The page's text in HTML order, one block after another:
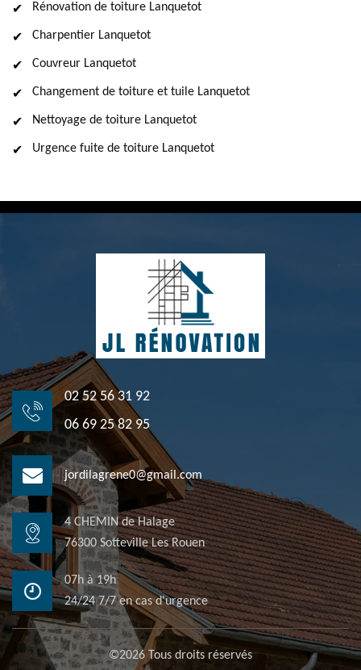
Rénovation de toiture Lanquetot
Charpentier Lanquetot
Couvreur Lanquetot
Changement de toiture et tuile Lanquetot
Nettoyage de toiture Lanquetot
Urgence fuite de toiture Lanquetot
02 52 56 31 92
06 69 25 82 95
jordilagrene0@gmail.com
4 CHEMIN de Halage
76300 Sotteville Les Rouen
07h à 19h
24/24 7/7 en cas d'urgence
©2026 Tous droits réservés